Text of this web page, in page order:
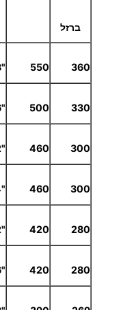
ברזל
360
550 "5/8 – 16 מ"מ
330
500 "11/16 – 17 מ"מ
300
460 "23/32 – 18 מ"מ
300
460 "3/4 – 19 מ"מ
280
420 "25/32 – 20 מ"מ
280
420 "13/16 – 21 מ"מ